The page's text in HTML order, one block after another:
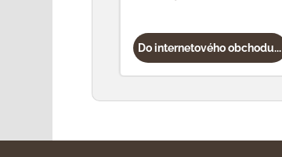
Do internetového obchodu...